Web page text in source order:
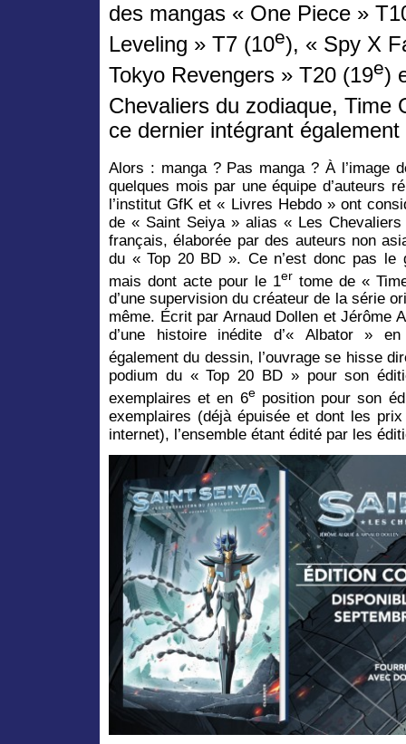
des mangas « One Piece »
Leveling » T7 (10e), « Spy X
Tokyo Revengers » T20 (19e)
Chevaliers du zodiaque, Time
ce dernier intégrant
Alors : manga ? Pas manga ? À l’image
quelques mois par une équipe d’auteurs
l’institut GfK et « Livres Hebdo » ont
de « Saint Seiya » alias « Les
français, élaborée par des auteurs non
du « Top 20 BD ». Ce n’est donc pas le
mais dont acte pour le 1er tome de «
d’une supervision du créateur de la série
même. Écrit par Arnaud Dollen et Jérôme
d’une histoire inédite d’« Albator »
également du dessin, l’ouvrage se hisse
podium du « Top 20 BD » pour son
exemplaires et en 6eposition pour son
exemplaires (déjà épuisée et dont les prix
internet), l’ensemble étant édité par les